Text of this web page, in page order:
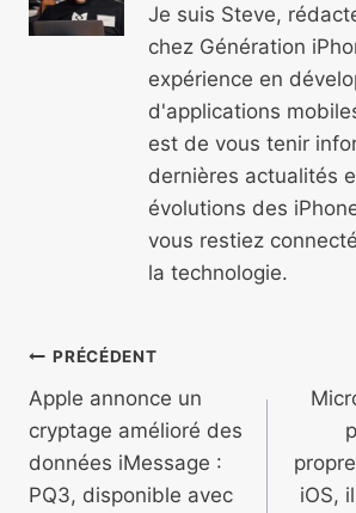
Je suis Steve,
chez Génération
expérience en
d'applications
est de vous tenir
dernières actualités
évolutions des
vous restiez
la technologie.
Navigation
de
l’article
PRÉCÉDENT
Apple annonce un
cryptage amélioré des
données iMessage :
PQ3, disponible avec
iOS,